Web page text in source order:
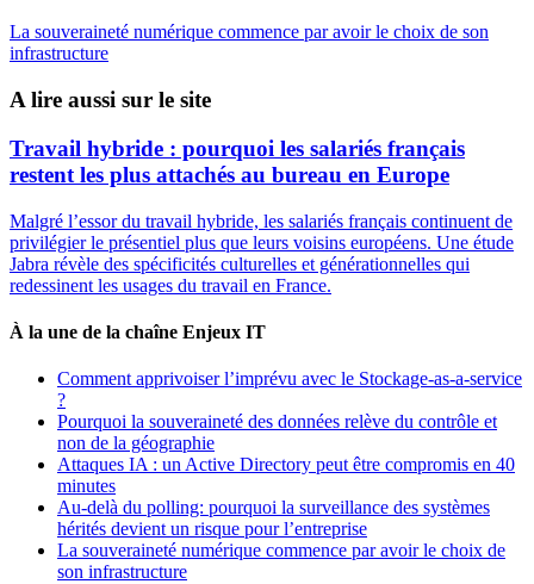
La souveraineté numérique commence par avoir le choix de son
infrastructure
A lire aussi sur le site
Travail hybride : pourquoi les salariés français
restent les plus attachés au bureau en Europe
Malgré l’essor du travail hybride, les salariés français continuent de
privilégier le présentiel plus que leurs voisins européens. Une étude
Jabra révèle des spécificités culturelles et générationnelles qui
redessinent les usages du travail en France.
À la une de la chaîne Enjeux IT
Comment apprivoiser l’imprévu avec le Stockage-as-a-service
?
Pourquoi la souveraineté des données relève du contrôle et
non de la géographie
Attaques IA : un Active Directory peut être compromis en 40
minutes
Au-delà du polling: pourquoi la surveillance des systèmes
hérités devient un risque pour l’entreprise
La souveraineté numérique commence par avoir le choix de
son infrastructure